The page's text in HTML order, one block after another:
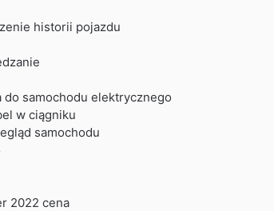
historii pojazdu
do samochodu elektrycznego
w ciągniku
samochodu
2022 cena